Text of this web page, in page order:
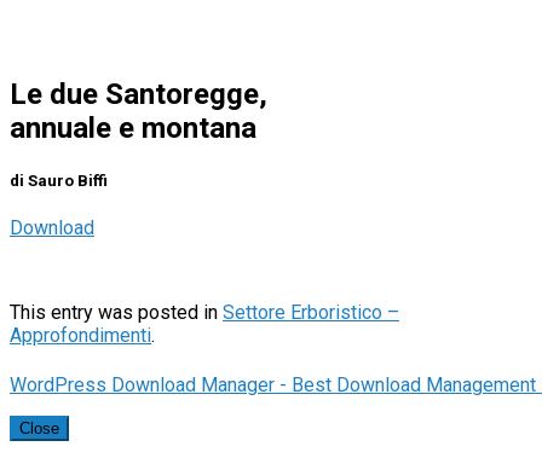
Le due Santoregge,
annuale e montana
di Sauro Biffi
Download
This entry was posted in Settore Erboristico –
Approfondimenti.
WordPress Download Manager - Best Download Management
Close